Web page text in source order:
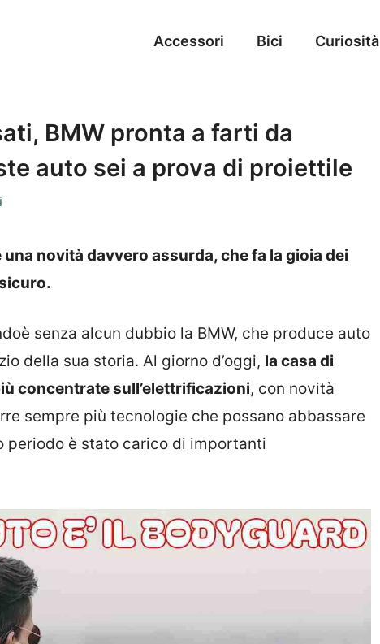
Accessori Bici Curiosità
BMW pronta a farti da
auto sei a prova di proiettile
novità davvero assurda, che fa la gioia dei
senza alcun dubbio la BMW, che produce auto
della sua storia. Al giorno d’oggi, la casa di
concentrate sull’elettrificazioni, con novità
sempre più tecnologie che possano abbassare
periodo è stato carico di importanti